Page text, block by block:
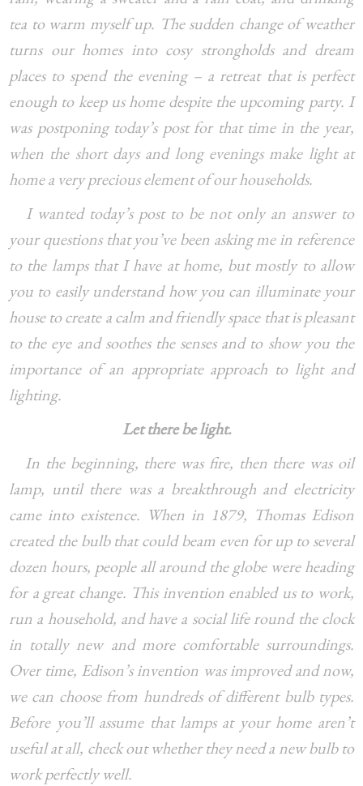
tea to warm myself up. The sudden change of weather
turns our homes into cosy strongholds and dream
places to spend the evening – a retreat that is perfect
enough to keep us home despite the upcoming party. I
was postponing today’s post for that time in the year,
when the short days and long evenings make light at
home a very precious element of our households.
I wanted today’s post to be not only an answer to
your questions that you’ve been asking me in reference
to the lamps that I have at home, but mostly to allow
you to easily understand how you can illuminate your
house to create a calm and friendly space that is pleasant
to the eye and soothes the senses and to show you the
importance of an appropriate approach to light and
lighting.
Let there be light.
In the beginning, there was fire, then there was oil
lamp, until there was a breakthrough and electricity
came into existence. When in 1879, Thomas Edison
created the bulb that could beam even for up to several
dozen hours, people all around the globe were heading
for a great change. This invention enabled us to work,
run a household, and have a social life round the clock
in totally new and more comfortable surroundings.
Over time, Edison’s invention was improved and now,
we can choose from hundreds of different bulb types.
Before you’ll assume that lamps at your home aren’t
useful at all, check out whether they need a new bulb to
work perfectly well.